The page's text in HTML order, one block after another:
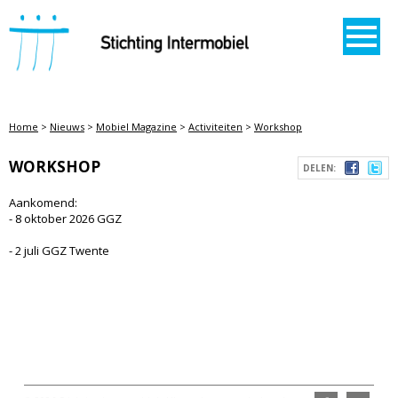
STICHTING INTERMOBIEL
Home > Nieuws > Mobiel Magazine > Activiteiten > Workshop
DELEN:
WORKSHOP
Aankomend:
- 8 oktober 2026 GGZ
- 2 juli GGZ Twente